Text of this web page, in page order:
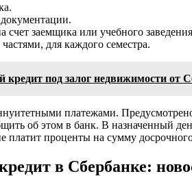
счет заемщика или учебного
для каждого семестра.
кредит под залог недвижимости от
платежами.
об этом в банк. В назначенный
платит проценты на сумму
в Сбербанке: